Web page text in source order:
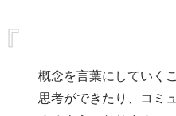
概念を言葉にしていく
思考ができたり、コミ